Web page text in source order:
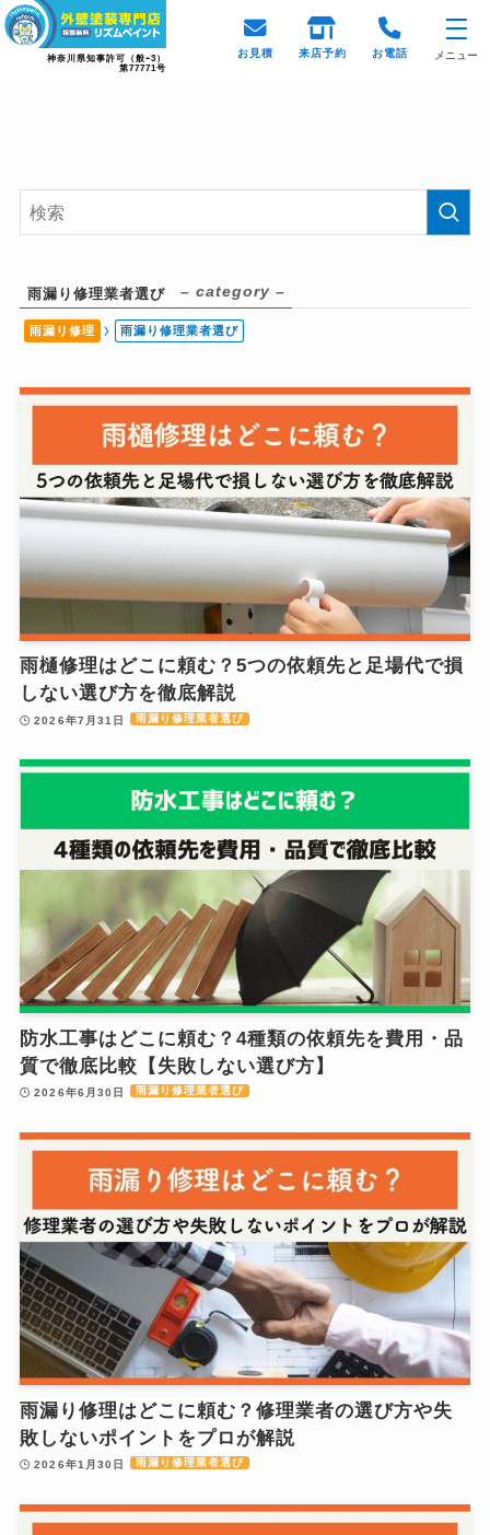
神奈川県知事許可（般ｰ3）
第77771号
お見積 来店予約 お電話 メニュー
HOME コラム一覧 雨漏り修理業者選び
雨漏り修理業者選び – category –
雨漏り修理 雨漏り修理業者選び
雨樋修理はどこに頼む？5つの依頼先と足場代で損
しない選び方を徹底解説
2026年7月31日 雨漏り修理業者選び
防水工事はどこに頼む？4種類の依頼先を費用・品
質で徹底比較【失敗しない選び方】
2026年6月30日 雨漏り修理業者選び
雨漏り修理はどこに頼む？修理業者の選び方や失
敗しないポイントをプロが解説
2026年1月30日 雨漏り修理業者選び